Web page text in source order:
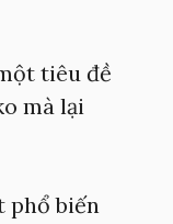
tiêu đề
mà lại
phổ biến